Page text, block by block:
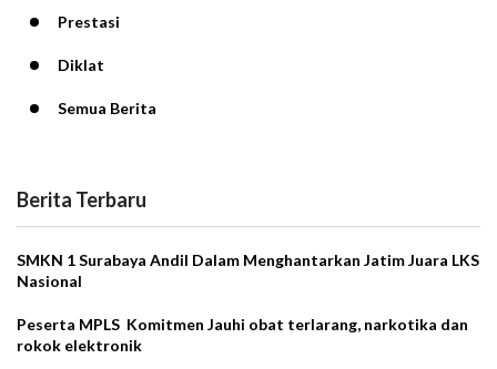
Prestasi
Diklat
Semua Berita
Berita Terbaru
SMKN 1 Surabaya Andil Dalam Menghantarkan Jatim Juara LKS
Nasional
Peserta MPLS Komitmen Jauhi obat terlarang, narkotika dan
rokok elektronik